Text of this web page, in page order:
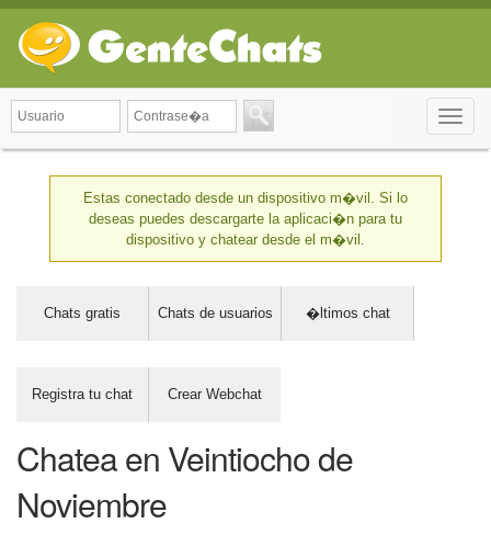
Toggle
Estas conectado desde un dispositivo m�vil. Si lo
deseas puedes descargarte la aplicaci�n para tu
dispositivo y chatear desde el m�vil.
Chats gratis Chats de usuarios �ltimos chat
Registra tu chat Crear Webchat
Chatea en Veintiocho de
Noviembre